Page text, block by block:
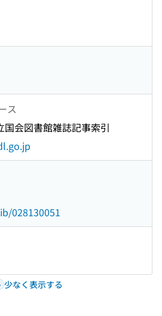
ス
国会図書館雑誌記事索引
028130051
少なく表示する